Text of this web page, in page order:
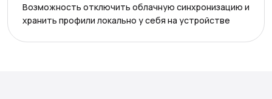
Возможность отключить облачную синхронизацию и
хранить профили локально у себя на устройстве